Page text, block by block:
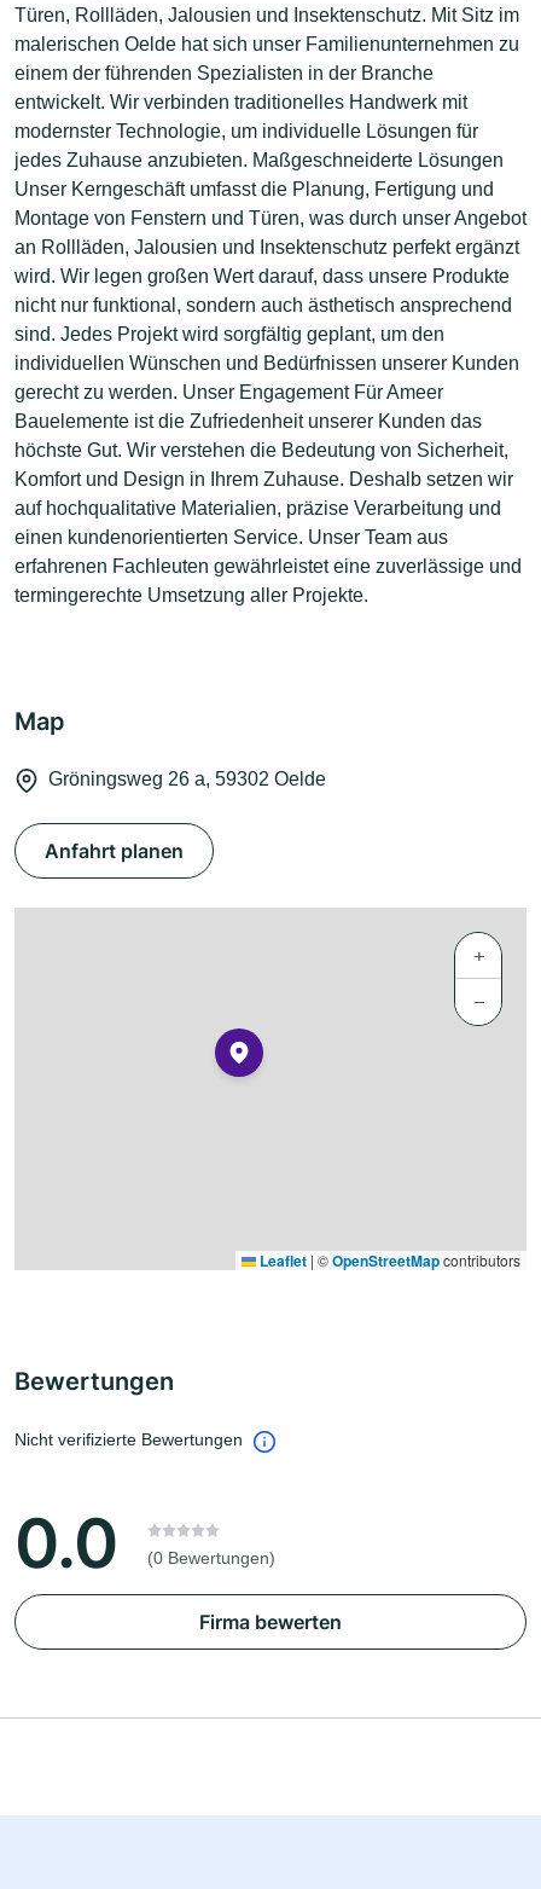
Türen, Rollläden, Jalousien und Insektenschutz. Mit Sitz im
malerischen Oelde hat sich unser Familienunternehmen zu
einem der führenden Spezialisten in der Branche
entwickelt. Wir verbinden traditionelles Handwerk mit
modernster Technologie, um individuelle Lösungen für
jedes Zuhause anzubieten. Maßgeschneiderte Lösungen
Unser Kerngeschäft umfasst die Planung, Fertigung und
Montage von Fenstern und Türen, was durch unser Angebot
an Rollläden, Jalousien und Insektenschutz perfekt ergänzt
wird. Wir legen großen Wert darauf, dass unsere Produkte
nicht nur funktional, sondern auch ästhetisch ansprechend
sind. Jedes Projekt wird sorgfältig geplant, um den
individuellen Wünschen und Bedürfnissen unserer Kunden
gerecht zu werden. Unser Engagement Für Ameer
Bauelemente ist die Zufriedenheit unserer Kunden das
höchste Gut. Wir verstehen die Bedeutung von Sicherheit,
Komfort und Design in Ihrem Zuhause. Deshalb setzen wir
auf hochqualitative Materialien, präzise Verarbeitung und
einen kundenorientierten Service. Unser Team aus
erfahrenen Fachleuten gewährleistet eine zuverlässige und
termingerechte Umsetzung aller Projekte.
Map
Gröningsweg 26 a, 59302 Oelde
Anfahrt planen
+
−
Leaflet | ©OpenStreetMapcontributors
Bewertungen
Nicht verifizierte Bewertungen
0.0 (0 Bewertungen)
Firma bewerten